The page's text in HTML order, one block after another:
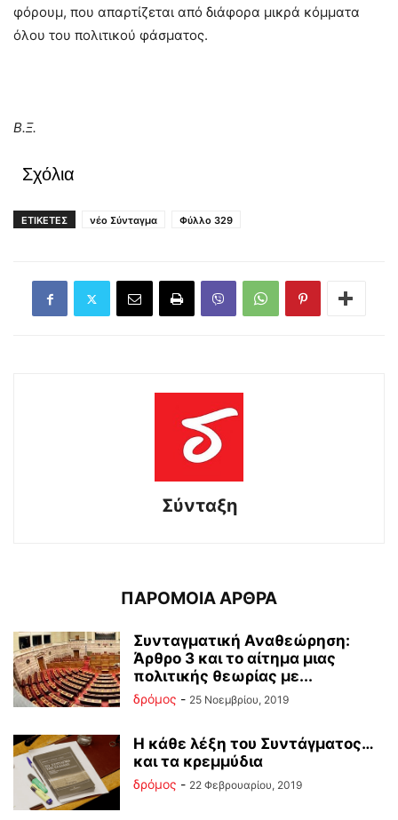
φόρουμ, που απαρτίζεται από διάφορα μικρά κόμματα
όλου του πολιτικού φάσματος.
Β.Ξ.
Σχόλια
ΕΤΙΚΕΤΕΣ νέο Σύνταγμα Φύλλο 329
Σύνταξη
ΠΑΡΟΜΟΙΑ ΑΡΘΡΑ
Συνταγματική Αναθεώρηση:
Άρθρο 3 και το αίτημα μιας
πολιτικής θεωρίας με...
δρόμος - 25 Νοεμβρίου, 2019
Η κάθε λέξη του Συντάγματος…
και τα κρεμμύδια
δρόμος - 22 Φεβρουαρίου, 2019